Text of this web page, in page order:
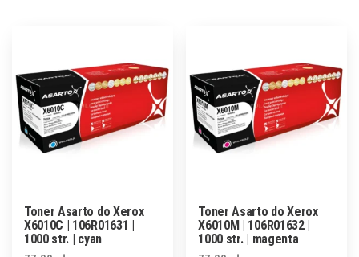
Toner Asarto do Xerox
X6010C | 106R01631 |
1000 str. | cyan
Toner Asarto do Xerox
X6010M | 106R01632 |
1000 str. | magenta